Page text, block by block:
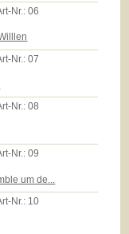
Nr.:06
Nr.:07
Nr.:08
Nr.:09
um de...
Nr.: 10